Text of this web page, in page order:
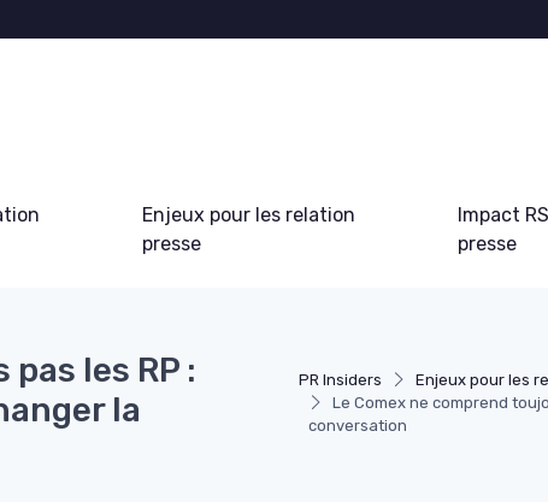
Enjeux pour les relation
presse
Impact
presse
PR Insiders Enjeux pour les
Le Comex ne comprend
conversation
les RP :
la